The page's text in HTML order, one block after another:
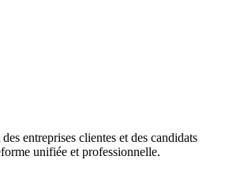
entreprises clientes et des candidats
unifiée et professionnelle.